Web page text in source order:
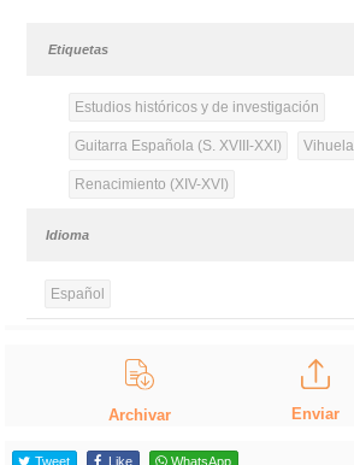
Etiquetas
Estudios históricos y de investigación
Guitarra Española (S. XVIII-XXI) Vihuela
Renacimiento (XIV-XVI)
Idioma
Español
Archivar Enviar
Tweet Like WhatsApp